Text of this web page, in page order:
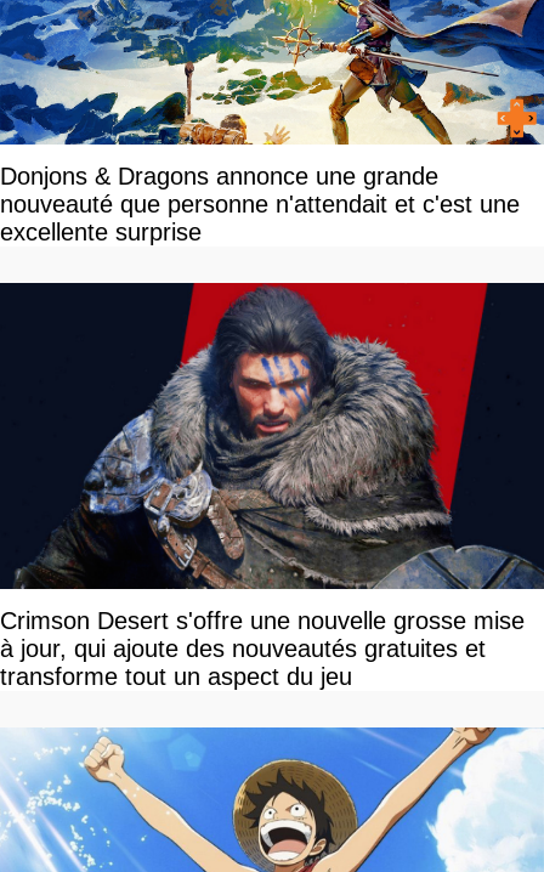
Donjons & Dragons annonce une grande
nouveauté que personne n'attendait et c'est une
excellente surprise
Crimson Desert s'offre une nouvelle grosse mise
à jour, qui ajoute des nouveautés gratuites et
transforme tout un aspect du jeu